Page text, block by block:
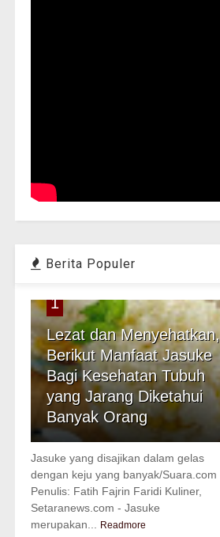
Berita Populer
1
Lezat dan Menyehatkan,
Berikut Manfaat Jasuke
Bagi Kesehatan Tubuh
yang Jarang Diketahui
Banyak Orang
Jasuke yang disajikan dalam gelas
dengan keju yang banyak/Suara.com
Penulis: Fatih Fajrin Faridi Kuliner,
Setaranews.com - Jasuke
merupakan...
Readmore